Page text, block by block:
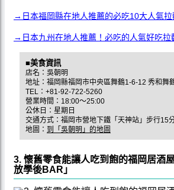
→日本福岡縣在地人推薦的必吃10大人氣拉
→日本九州在地人推薦！必吃的人氣好吃拉
■美食資訊
店名：吳朝明
地址：福岡縣福岡市中央區舞鶴1-6-12 秀和舞
TEL：+81-92-722-5260
營業時間：18:00〜25:00
公休日：星期日
交通方式：福岡市營地下鐵「天神站」步行15
地圖： 到「吳朝明」的地圖
3. 懷舊零食能讓人吃到飽的福岡居酒
放學後BAR」